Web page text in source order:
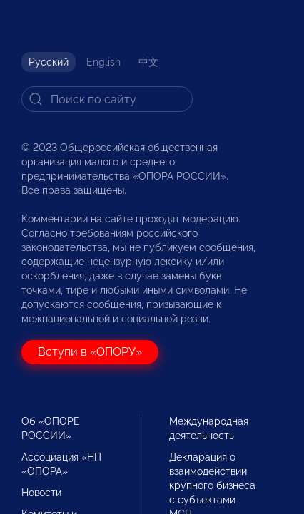
Русский English 中文
© 2023 Общероссийская общественная
организация малого и среднего
предпринимательства «ОПОРА РОССИИ».
Все права защищены.
Комментарии на сайте проходят модерацию.
Согласно требованиям российского
законодательства, мы не публикуем сообщения,
содержащие нецензурную лексику и/или
оскорбления, даже в случае замены букв
точками, тире и любыми иными символами. Не
допускаются сообщения, призывающие к
межнациональной и социальной розни.
Вступи в «ОПОРУ»
Об «ОПОРЕ
РОССИИ»
Ассоциация «НП
«ОПОРА»
Новости
Международная
деятельность
Декларация о
взаимодействии
крупного бизнеса
с субъектами